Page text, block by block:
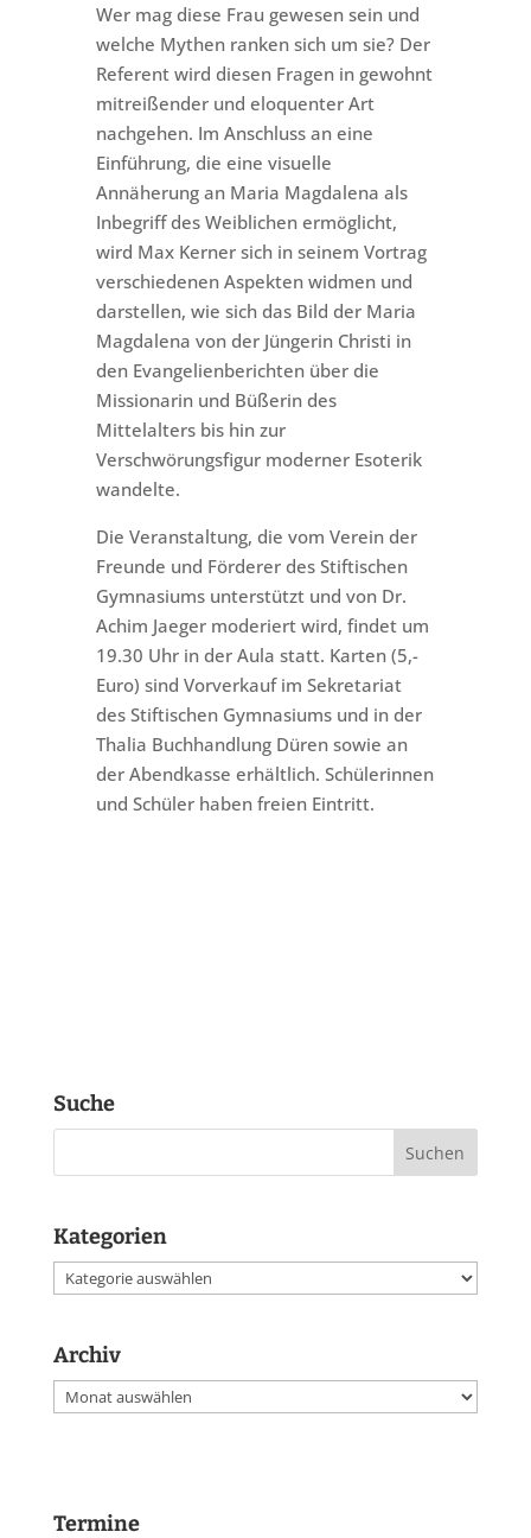
Wer mag diese Frau gewesen sein und
welche Mythen ranken sich um sie? Der
Referent wird diesen Fragen in gewohnt
mitreißender und eloquenter Art
nachgehen. Im Anschluss an eine
Einführung, die eine visuelle
Annäherung an Maria Magdalena als
Inbegriff des Weiblichen ermöglicht,
wird Max Kerner sich in seinem Vortrag
verschiedenen Aspekten widmen und
darstellen, wie sich das Bild der Maria
Magdalena von der Jüngerin Christi in
den Evangelienberichten über die
Missionarin und Büßerin des
Mittelalters bis hin zur
Verschwörungsfigur moderner Esoterik
wandelte.
Die Veranstaltung, die vom Verein der
Freunde und Förderer des Stiftischen
Gymnasiums unterstützt und von Dr.
Achim Jaeger moderiert wird, findet um
19.30 Uhr in der Aula statt. Karten (5,-
Euro) sind Vorverkauf im Sekretariat
des Stiftischen Gymnasiums und in der
Thalia Buchhandlung Düren sowie an
der Abendkasse erhältlich. Schülerinnen
und Schüler haben freien Eintritt.
Suche
Kategorien
Kategorien
Archiv
Archiv
Termine